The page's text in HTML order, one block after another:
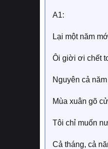
A1:
Lại một năm
Ôi giời ơi chết
Nguyên cả
Mùa xuân gõ
Tôi chỉ muốn
Cả tháng, cả